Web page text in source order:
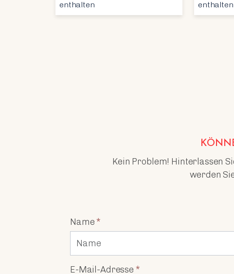
enthalten
enthalten
Kein Problem! Hinterlassen
werden
Name*
E-Mail-Adresse *